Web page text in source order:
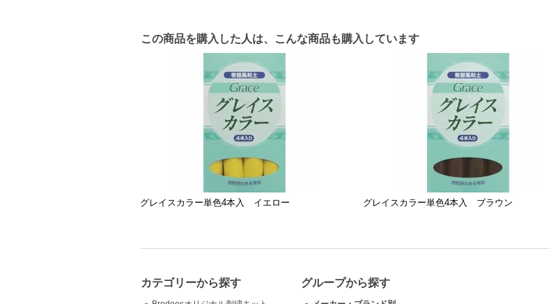
この商品を購入した人は、こんな商品も購入しています
グレイスカラー単色4本入 イエロー グレイスカラー単色4本入 ブラウン
カテゴリーから探す グループから探す